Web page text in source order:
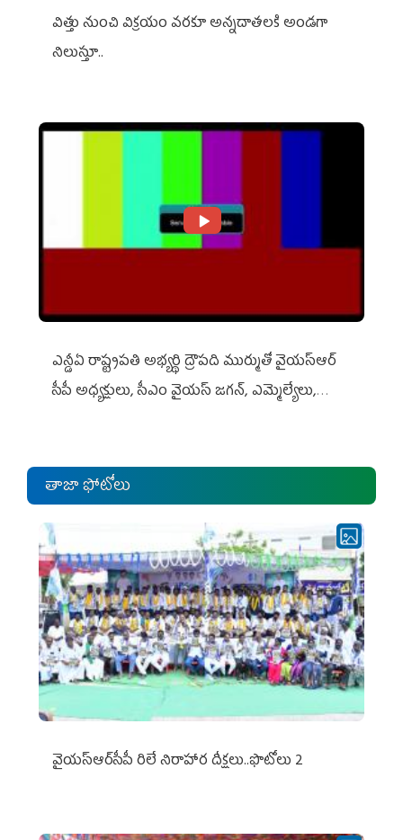
విత్తు నుంచి విక్రయం వరకూ అన్నదాతలకి అండగా
నిలుస్తూ..
ఎన్డీఏ రాష్ట్ర‌ప‌తి అభ్య‌ర్థి ద్రౌప‌ది ముర్ముతో వైయ‌స్ఆర్
సీపీ అధ్య‌క్షులు, సీఎం వైయ‌స్ జ‌గ‌న్, ఎమ్మెల్యేలు,
తాజా ఫోటోలు
వైయ‌స్ఆర్‌సీపీ రిలే నిరాహార దీక్షలు..ఫొటోలు 2